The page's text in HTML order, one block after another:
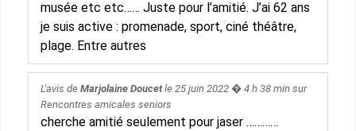
musée etc etc…… Juste pour l’amitié. J’ai 62 ans
je suis active : promenade, sport, ciné théâtre,
plage. Entre autres
L'avis de Marjolaine Doucetle 25 juin 2022� 4 h 38 min sur
Rencontres amicales seniors
cherche amitié seulement pour jaser …………